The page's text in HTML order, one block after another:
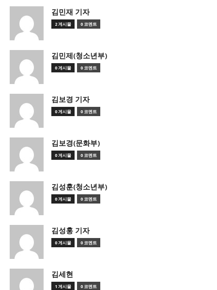
김민재 기자
2 게시물 0 코멘트
김민제(청소년부)
0 게시물 0 코멘트
김보경 기자
0 게시물 0 코멘트
김보경(문화부)
0 게시물 0 코멘트
김성훈(청소년부)
0 게시물 0 코멘트
김성훙 기자
0 게시물 0 코멘트
김세현
1 게시물 0 코멘트